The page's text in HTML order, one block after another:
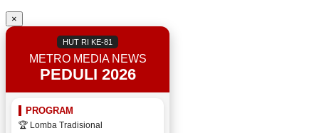
×
HUT RI KE-81
METRO MEDIA NEWS
PEDULI 2026
PROGRAM
🏆 Lomba Tradisional